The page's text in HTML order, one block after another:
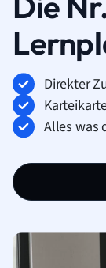
Direkter
Alles was